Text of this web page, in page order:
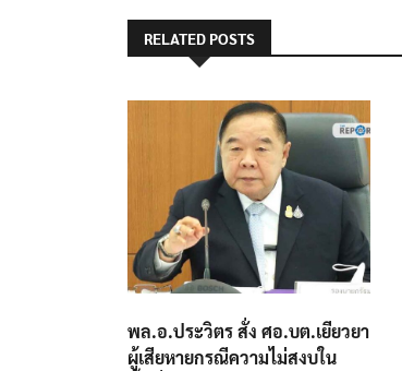
RELATED POSTS
พล.อ.ประวิตร สั่ง ศอ.บต.เยียวยา
ผู้เสียหายกรณีความไม่สงบใน